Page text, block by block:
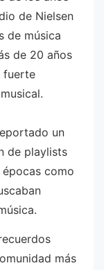
de Nielsen
de música
de 20 años
fuerte
un
de playlists
como
más